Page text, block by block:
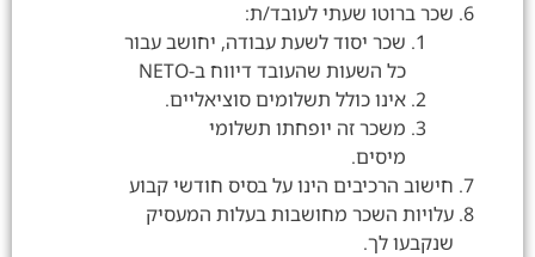
שכר ברוטו שעתי לעובד/ת:
שכר יסוד לשעת עבודה, יחושב עבור
כל השעות שהעובד דיווח ב-NETO
אינו כולל תשלומים סוציאליים.
משכר זה יופחתו תשלומי
מיסים.
חישוב הרכיבים הינו על בסיס חודשי קבוע
עלויות השכר מחושבות בעלות המעסיק
שנקבעו לך.